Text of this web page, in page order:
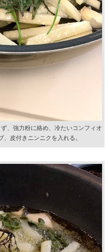
、強力粉に絡め、冷たいコンフィオ
皮付きニンニクを入れる。